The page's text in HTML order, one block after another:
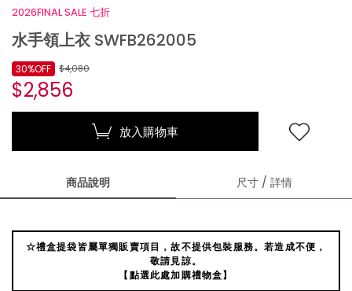
2026FINAL SALE 七折
水手領上衣 SWFB262005
$4,080
$2,856
30%OFF
放入購物車
商品說明 尺寸 / 詳情
☆禮盒提袋皆屬單獨販賣項目，故不提供包裝服務。若造成不便，
敬請見諒。
【點選此處加購禮物盒】